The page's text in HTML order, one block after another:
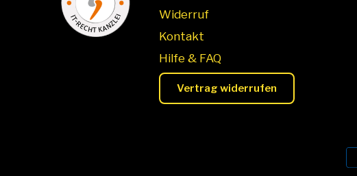
Widerruf
Kontakt
Hilfe & FAQ
Vertrag widerrufen